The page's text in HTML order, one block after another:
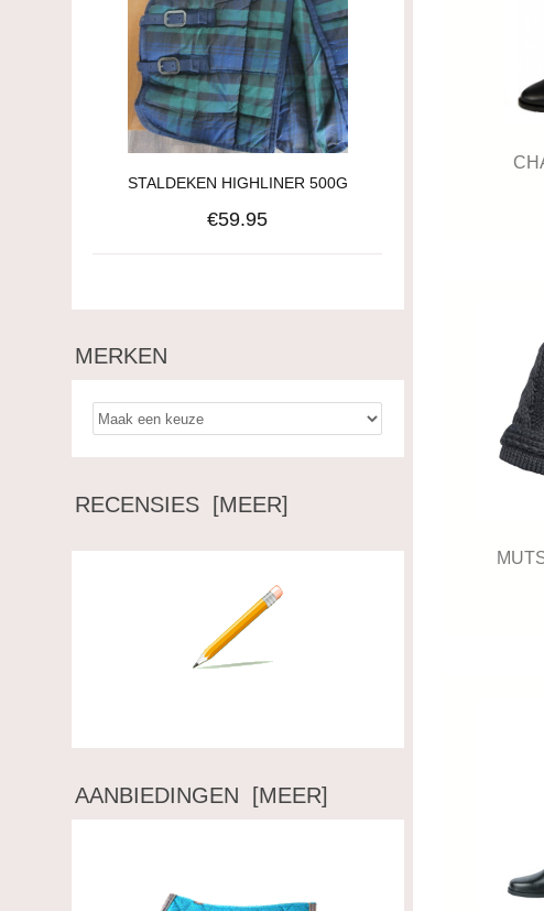
STALDEKEN HIGHLINER 500G
€59.95
MERKEN
RECENSIES [MEER]
AANBIEDINGEN [MEER]